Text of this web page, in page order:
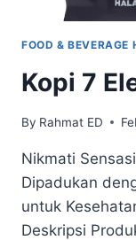
FOOD & BEVERAGE
Kopi 7
By Rahmat ED
Nikmati
Dipadukan
untuk
Deskripsi